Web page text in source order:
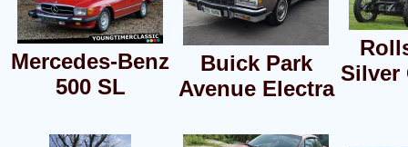
Mercedes-Benz
500 SL
Buick Park
Avenue Electra
Silver